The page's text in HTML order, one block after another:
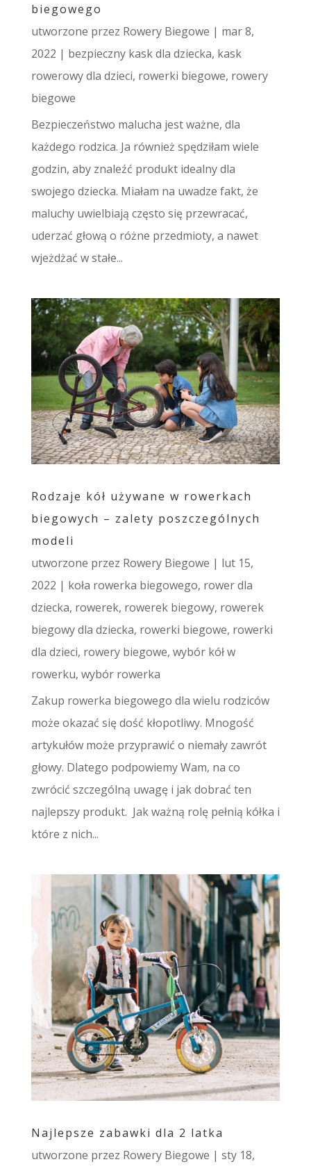
biegowego
utworzone przez Rowery Biegowe | mar 8,
2022 | bezpieczny kask dla dziecka, kask
rowerowy dla dzieci, rowerki biegowe, rowery
biegowe
Bezpieczeństwo malucha jest ważne, dla
każdego rodzica. Ja również spędziłam wiele
godzin, aby znaleźć produkt idealny dla
swojego dziecka. Miałam na uwadze fakt, że
maluchy uwielbiają często się przewracać,
uderzać głową o różne przedmioty, a nawet
wjeżdżać w stałe...
Rodzaje kół używane w rowerkach
biegowych – zalety poszczególnych
modeli
utworzone przez Rowery Biegowe | lut 15,
2022 | koła rowerka biegowego, rower dla
dziecka, rowerek, rowerek biegowy, rowerek
biegowy dla dziecka, rowerki biegowe, rowerki
dla dzieci, rowery biegowe, wybór kół w
rowerku, wybór rowerka
Zakup rowerka biegowego dla wielu rodziców
może okazać się dość kłopotliwy. Mnogość
artykułów może przyprawić o niemały zawrót
głowy. Dlatego podpowiemy Wam, na co
zwrócić szczególną uwagę i jak dobrać ten
najlepszy produkt. Jak ważną rolę pełnią kółka i
które z nich...
Najlepsze zabawki dla 2 latka
utworzone przez Rowery Biegowe | sty 18,